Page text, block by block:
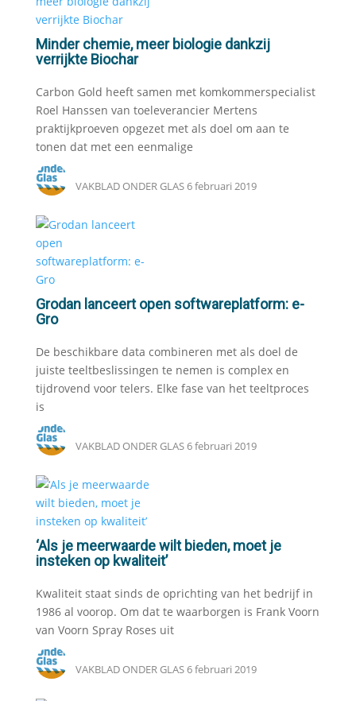
Minder chemie, meer biologie dankzij
verrijkte Biochar
Carbon Gold heeft samen met komkommerspecialist
Roel Hanssen van toeleverancier Mertens
praktijkproeven opgezet met als doel om aan te
tonen dat met een eenmalige
VAKBLAD ONDER GLAS6 februari 2019
Grodan lanceert open softwareplatform: e-
Gro
De beschikbare data combineren met als doel de
juiste teeltbeslissingen te nemen is complex en
tijdrovend voor telers. Elke fase van het teeltproces
is
VAKBLAD ONDER GLAS6 februari 2019
‘Als je meerwaarde wilt bieden, moet je
insteken op kwaliteit’
Kwaliteit staat sinds de oprichting van het bedrijf in
1986 al voorop. Om dat te waarborgen is Frank Voorn
van Voorn Spray Roses uit
VAKBLAD ONDER GLAS6 februari 2019